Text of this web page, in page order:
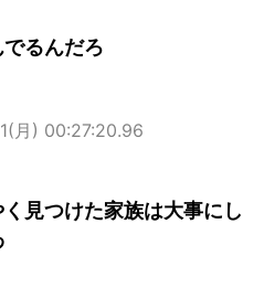
るんだろ
月) 00:27:20.96
見つけた家族は大事にし